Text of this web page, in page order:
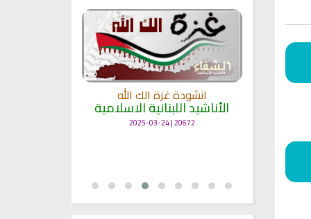
انشودة غزة الك الله
الأناشيد اللبنانية الاسلامية
20672 | 2025-03-24